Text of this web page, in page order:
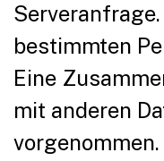
bestimmten
Eine
mit anderen